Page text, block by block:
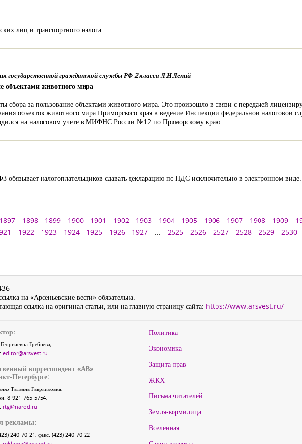
лиц и транспортного налога
государственной гражданской службы РФ 2 класса Л.Н.Лепий
объектами животного мира
сбора за пользование объектами животного мира. Это произошло в связи с передачей
объектов животного мира Приморского края в ведение Инспекции федеральной налоговой
на налоговом учете в МИФНС России №12 по Приморскому краю.
налогоплательщиков сдавать декларацию по НДС исключительно в электронном виде.
1897 1898 1899 1900 1901 1902 1903 1904 1905 1906 1907 1908 1909
1922 1923 1924 1925 1926 1927 ... 2525 2526 2527 2528 2529 2530
на «Арсеньевские вести» обязательна.
ссылка на оригинал статьи, или на главную страницу сайта: https://www.arsvest.ru/
Гребнёва,
editor@arsvest.ru
корреспондент «АВ»
Петербурге:
Татьяна Гаврииловна,
8-921-765-5754,
rtg@narod.ru
рекламы:
240-70-21, факс: (423) 240-70-22
Политика
Экономика
Защита прав
ЖКХ
Письма читателей
Земля-кормилица
Вселенная